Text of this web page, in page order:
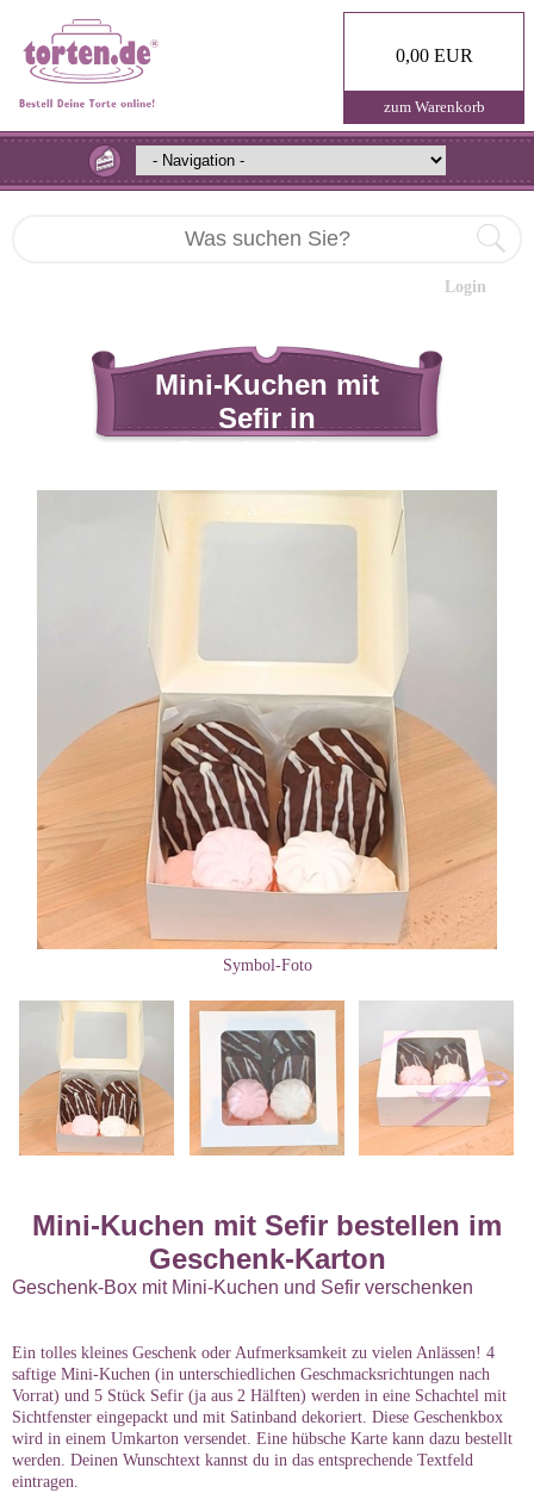
0,00 EUR
zum Warenkorb
Login
Mini-Kuchen mit
Sefir in
Symbol-Foto
Mini-Kuchen mit Sefir bestellen im
Geschenk-Karton
Geschenk-Box mit Mini-Kuchen und Sefir verschenken
Ein tolles kleines Geschenk oder Aufmerksamkeit zu vielen Anlässen! 4
saftige Mini-Kuchen (in unterschiedlichen Geschmacksrichtungen nach
Vorrat) und 5 Stück Sefir (ja aus 2 Hälften) werden in eine Schachtel mit
Sichtfenster eingepackt und mit Satinband dekoriert. Diese Geschenkbox
wird in einem Umkarton versendet. Eine hübsche Karte kann dazu bestellt
werden. Deinen Wunschtext kannst du in das entsprechende Textfeld
eintragen.